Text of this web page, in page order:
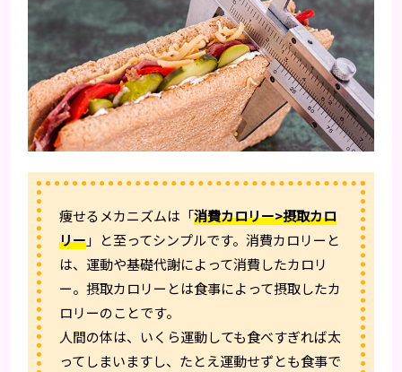
痩せるメカニズムは「消費カロリー>摂取カロ
リー」と至ってシンプルです。消費カロリーと
は、運動や基礎代謝によって消費したカロリ
ー。摂取カロリーとは食事によって摂取したカ
ロリーのことです。
人間の体は、いくら運動しても食べすぎれば太
ってしまいますし、たとえ運動せずとも食事で